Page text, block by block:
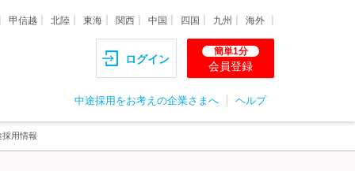
甲信越 北陸 東海 関西 中国 四国 九州 海外
ログイン
簡単1分
会員登録
中途採用をお考えの企業さまへ ヘルプ
用情報